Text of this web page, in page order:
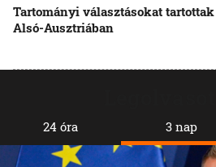
Tartományi választásokat tartottak
Alsó-Ausztriában
24 óra 3 nap